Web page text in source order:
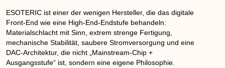
ESOTERIC ist einer der wenigen Hersteller, die das digitale
Front-End wie eine High-End-Endstufe behandeln:
Materialschlacht mit Sinn , extrem strenge Fertigung,
mechanische Stabilität, saubere Stromversorgung und eine
DAC-Architektur, die nicht „Mainstream-Chip +
Ausgangsstufe“ ist, sondern eine eigene Philosophie.